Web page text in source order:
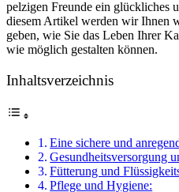
pelzigen Freunde ein glückliches
diesem Artikel werden wir Ihnen
geben, wie Sie das Leben Ihrer
wie möglich gestalten können.
Inhaltsverzeichnis
Eine sichere und
Gesundheitsversorgung
Fütterung und
Pflege und Hygiene: